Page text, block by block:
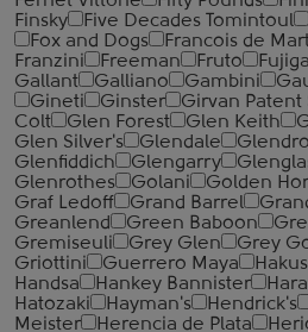
Finsky
Five Decades Tomintoul
Fox and Dogs
Francois de
Franzini
Freeman Fruto
Gallant
Galliano Gambini
Gineti
Ginster Girvan Patent
Colt
Glen Forest Glen Keith
Glen Silver's
Glendale
Glenfiddich
Glengarry
Glenrothes
Golani Golden
Graf Ledoff
Grand Barrel
Greanlend
Green Baboon
Gremiseuli
Grey Glen Grey
Griottini
Guerrero Maya
Handsa
Hankey Bannister
Hatozaki
Hayman's Hendrick's
Meister
Herencia de Plata